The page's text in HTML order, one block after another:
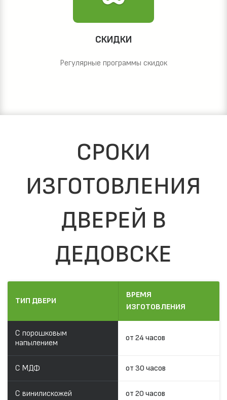
СКИДКИ
Регулярные программы скидок
СРОКИ
ИЗГОТОВЛЕНИЯ
ДВЕРЕЙ В
ДЕДОВСКЕ
ТИП ДВЕРИ
ВРЕМЯ
ИЗГОТОВЛЕНИЯ
С порошковым
напылением
от 24 часов
С МДФ от 30 часов
С винилискожей от 20 часов